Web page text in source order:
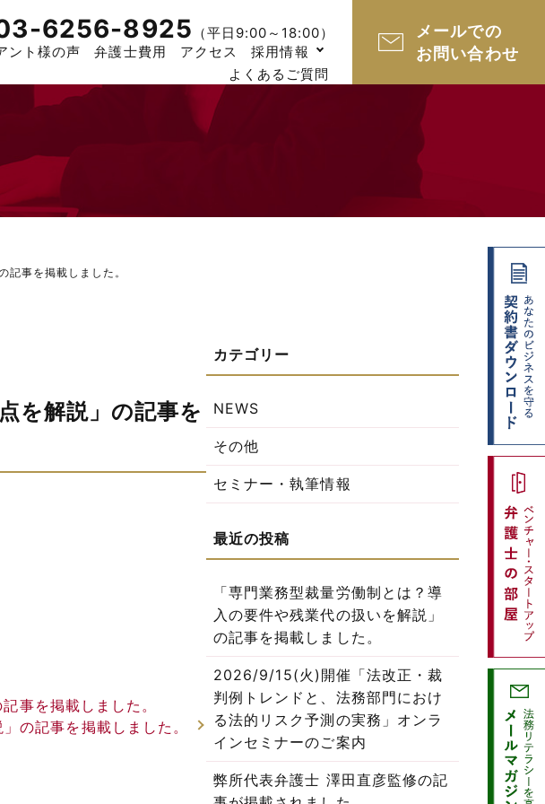
ント様の声 弁護士費用 アクセス
採用情報
よくあるご質問
6256-8925 （平日9:00～18:00）
メールでの
お問い合わせ
記事を掲載しました。
を解説」の記事を
事を掲載しました。
の記事を掲載しました。
NEWS
その他
セミナー・執筆情報
「専門業務型裁量労働制とは？導
入の要件や残業代の扱いを解説」
の記事を掲載しました。
2026/9/15(火)開催「法改正・裁
判例トレンドと、法務部門におけ
る法的リスク予測の実務」オンラ
インセミナーのご案内
弊所代表弁護士 澤田直彦監修の記